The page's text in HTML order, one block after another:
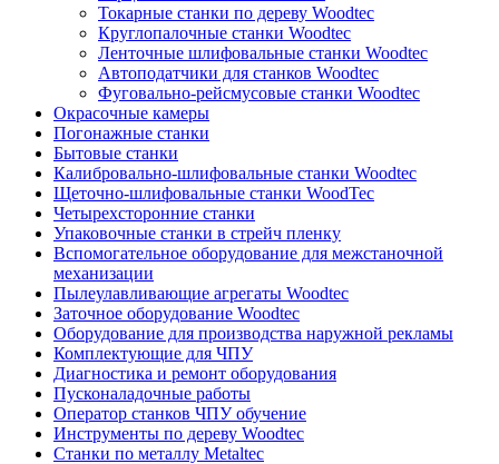
Токарные станки по дереву Woodtec
Круглопалочные станки Woodtec
Ленточные шлифовальные станки Woodtec
Автоподатчики для станков Woodtec
Фуговально-рейсмусовые станки Woodtec
Окрасочные камеры
Погонажные станки
Бытовые станки
Калибровально-шлифовальные станки Woodtec
Щеточно-шлифовальные станки WoodTec
Четырехсторонние станки
Упаковочные станки в стрейч пленку
Вспомогательное оборудование для межстаночной
механизации
Пылеулавливающие агрегаты Woodtec
Заточное оборудование Woodtec
Оборудование для производства наружной рекламы
Комплектующие для ЧПУ
Диагностика и ремонт оборудования
Пусконаладочные работы
Оператор станков ЧПУ обучение
Инструменты по дереву Woodtec
Станки по металлу Metaltec